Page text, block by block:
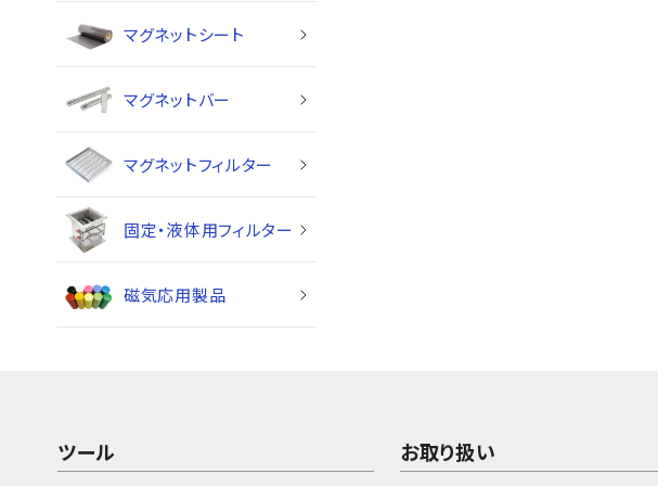
マグネットシート
マグネットバー
マグネットフィルター
固定・液体用フィルター
磁気応用製品
ツール お取り扱い